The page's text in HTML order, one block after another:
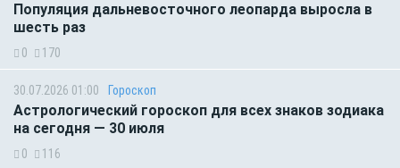
Популяция дальневосточного леопарда выросла в
шесть раз
0 170
30.07.2026 01:00 Гороскоп
Астрологический гороскоп для всех знаков зодиака
на сегодня — 30 июля
0 116